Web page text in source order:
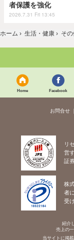
者保護を強化
2026.7.31 Fri 13:45
ホーム › 生活・健康 › その
Home Facebook
お問合せ
リ
営
証
株
者
受
紹介
売上の
当サイトに掲